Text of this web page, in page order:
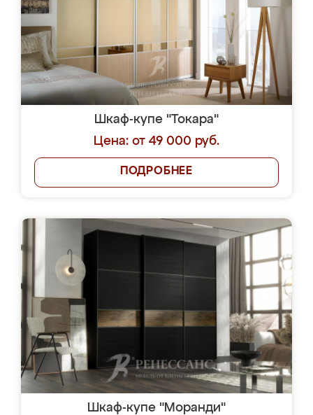
Шкаф-купе "Токара"
Цена: от 49 000 руб.
ПОДРОБНЕЕ
Шкаф-купе "Моранди"